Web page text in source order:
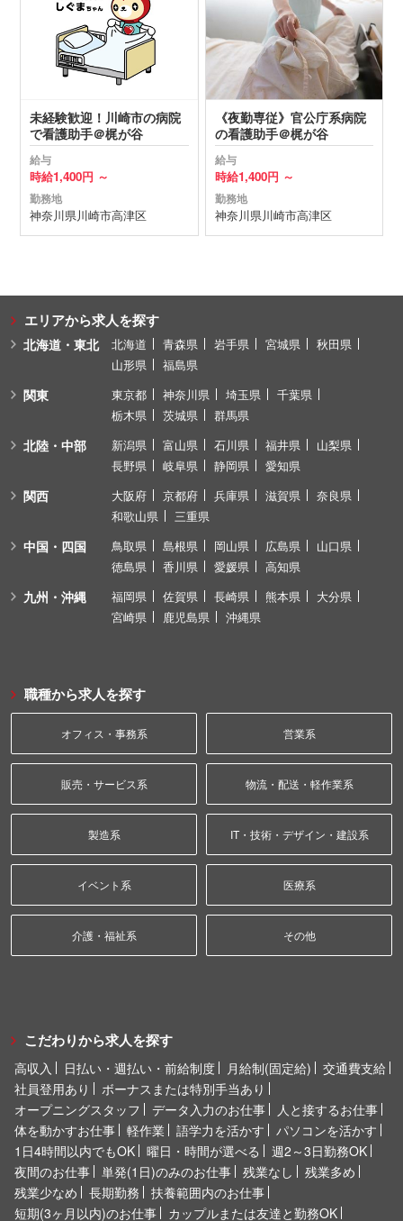
未経験歓迎！川崎市の病院
で看護助手＠梶が谷
給与
時給1,400円 ～
勤務地
神奈川県川崎市高津区
《夜勤専従》官公庁系病院
の看護助手＠梶が谷
給与
時給1,400円 ～
勤務地
神奈川県川崎市高津区
エリアから求人を探す
北海道・東北 北海道 青森県 岩手県 宮城県
秋田県
山形県
福島県
関東 東京都 神奈川県 埼玉県
千葉県
栃木県
茨城県 群馬県
北陸・中部 新潟県 富山県 石川県 福井県
山梨県
長野県
岐阜県 静岡県 愛知県
関西 大阪府 京都府 兵庫県 滋賀県
奈良県
和歌山県
三重県
中国・四国 鳥取県 島根県 岡山県 広島県
山口県
徳島県
香川県 愛媛県 高知県
九州・沖縄 福岡県 佐賀県 長崎県 熊本県
大分県
宮崎県
鹿児島県 沖縄県
職種から求人を探す
オフィス・事務系 営業系
販売・サービス系 物流・配送・軽作業系
製造系 IT・技術・デザイン・建設系
イベント系 医療系
介護・福祉系 その他
こだわりから求人を探す
高収入 日払い・週払い・前給制度 月給制(固定給)
交通費支給
社員登用あり
ボーナスまたは特別手当あり
オープニングスタッフ
データ入力のお仕事
人と接するお仕事
体を動かすお仕事
軽作業 語学力を活かす
パソコンを活かす
1日4時間以内でもOK
曜日・時間が選べる
週2～3日勤務OK
夜間のお仕事
単発(1日)のみのお仕事 残業なし
残業多め
残業少なめ
長期勤務
扶養範囲内のお仕事
短期(3ヶ月以内)のお仕事
カップルまたは友達と勤務OK